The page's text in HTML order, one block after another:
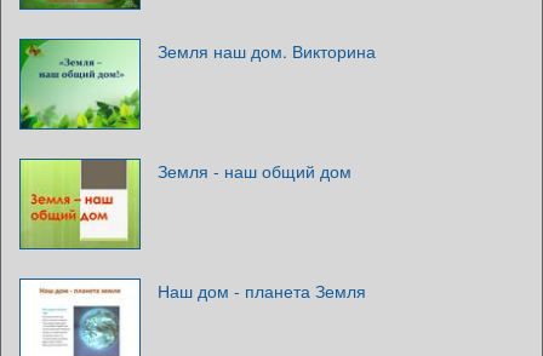
Земля наш дом. Викторина
Земля - наш общий дом
Наш дом - планета Земля